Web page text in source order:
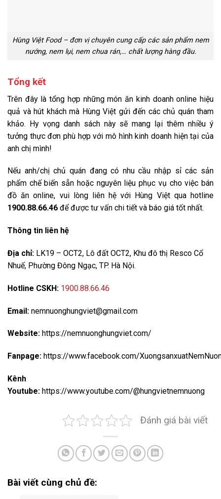
Hùng Việt Food – đơn vị chuyên cung cấp các sản phẩm nem
nướng, nem lụi, nem chua rán,… chất lượng hàng đầu.
Tổng kết
Trên đây là tổng hợp những món ăn kinh doanh online hiệu
quả và hút khách mà Hùng Việt gửi đến các chủ quán tham
khảo. Hy vọng danh sách này sẽ mang lại thêm nhiều ý
tưởng thực đơn phù hợp với mô hình kinh doanh hiện tại của
anh chị mình!
Nếu anh/chị chủ quán đang có nhu cầu nhập sỉ các sản
phẩm chế biến sẵn hoặc nguyên liệu phục vụ cho việc bán
đồ ăn online, vui lòng liên hệ với Hùng Việt qua hotline
1900.88.66.46 để được tư vấn chi tiết và báo giá tốt nhất.
Thông tin liên hệ
Địa chỉ: LK19 – OCT2, Lô đất OCT2, Khu đô thị Resco Cổ
Nhuế, Phường Đông Ngạc, TP. Hà Nội.
Hotline CSKH: 1900.88.66.46
Email: nemnuonghungviet@gmail.com
Website: https://nemnuonghungviet.com/
Fanpage: https://www.facebook.com/
Kênh
Youtube: https://www.youtube.com/@hungvietnemnuong
Đánh giá bài viết
Bài viết cùng chủ đề: